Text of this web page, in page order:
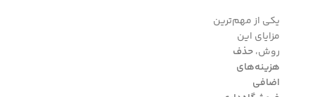
یکی از مهم‌ترین
مزایای این
روش،حذف
هزینه‌های
اضافی